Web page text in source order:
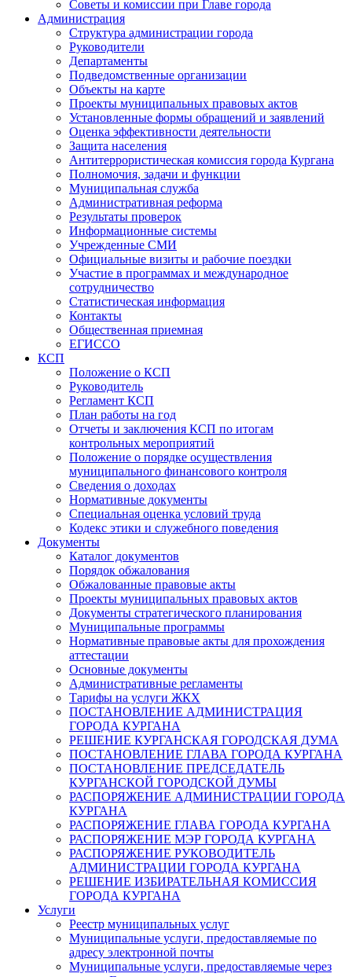
Советы и комиссии при Главе города
Администрация
Структура администрации города
Руководители
Департаменты
Подведомственные организации
Объекты на карте
Проекты муниципальных правовых актов
Установленные формы обращений и заявлений
Оценка эффективности деятельности
Защита населения
Антитеррористическая комиссия города Кургана
Полномочия, задачи и функции
Муниципальная служба
Административная реформа
Результаты проверок
Информационные системы
Учрежденные СМИ
Официальные визиты и рабочие поездки
Участие в программах и международное
сотрудничество
Статистическая информация
Контакты
Общественная приемная
ЕГИССО
КСП
Положение о КСП
Руководитель
Регламент КСП
План работы на год
Отчеты и заключения КСП по итогам
контрольных мероприятий
Положение о порядке осуществления
муниципального финансового контроля
Сведения о доходах
Нормативные документы
Специальная оценка условий труда
Кодекс этики и служебного поведения
Документы
Каталог документов
Порядок обжалования
Обжалованные правовые акты
Проекты муниципальных правовых актов
Документы стратегического планирования
Муниципальные программы
Нормативные правовые акты для прохождения
аттестации
Основные документы
Административные регламенты
Тарифы на услуги ЖКХ
ПОСТАНОВЛЕНИЕ АДМИНИСТРАЦИЯ
ГОРОДА КУРГАНА
РЕШЕНИЕ КУРГАНСКАЯ ГОРОДСКАЯ ДУМА
ПОСТАНОВЛЕНИЕ ГЛАВА ГОРОДА КУРГАНА
ПОСТАНОВЛЕНИЕ ПРЕДСЕДАТЕЛЬ
КУРГАНСКОЙ ГОРОДСКОЙ ДУМЫ
РАСПОРЯЖЕНИЕ АДМИНИСТРАЦИИ ГОРОДА
КУРГАНА
РАСПОРЯЖЕНИЕ ГЛАВА ГОРОДА КУРГАНА
РАСПОРЯЖЕНИЕ МЭР ГОРОДА КУРГАНА
РАСПОРЯЖЕНИЕ РУКОВОДИТЕЛЬ
АДМИНИСТРАЦИИ ГОРОДА КУРГАНА
РЕШЕНИЕ ИЗБИРАТЕЛЬНАЯ КОМИССИЯ
ГОРОДА КУРГАНА
Услуги
Реестр муниципальных услуг
Муниципальные услуги, предоставляемые по
адресу электронной почты
Муниципальные услуги, предоставляемые через